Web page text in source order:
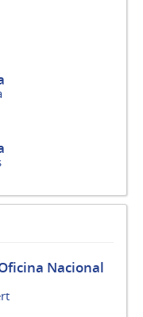
Nacional